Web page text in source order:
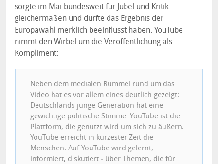
sorgte im Mai bundesweit für Jubel und Kritik
gleichermaßen und dürfte das Ergebnis der
Europawahl merklich beeinflusst haben. YouTube
nimmt den Wirbel um die Veröffentlichung als
Kompliment:
Neben dem medialen Rummel rund um das
Video hat es vor allem eines deutlich gezeigt:
Deutschlands junge Generation hat eine
gewichtige politische Stimme. YouTube ist die
Plattform, die genutzt wird um sich zu äußern.
YouTube erreicht in kürzester Zeit die
Menschen. Auf YouTube wird gelernt,
informiert, diskutiert ‒ über Themen, die für